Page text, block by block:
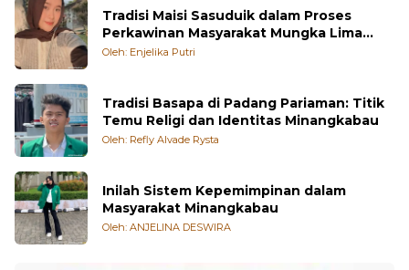
Tradisi Maisi Sasuduik dalam Proses
Perkawinan Masyarakat Mungka Lima
Puluh Kota
Oleh: Enjelika Putri
Tradisi Basapa di Padang Pariaman: Titik
Temu Religi dan Identitas Minangkabau
Oleh: Refly Alvade Rysta
Inilah Sistem Kepemimpinan dalam
Masyarakat Minangkabau
Oleh: ANJELINA DESWIRA